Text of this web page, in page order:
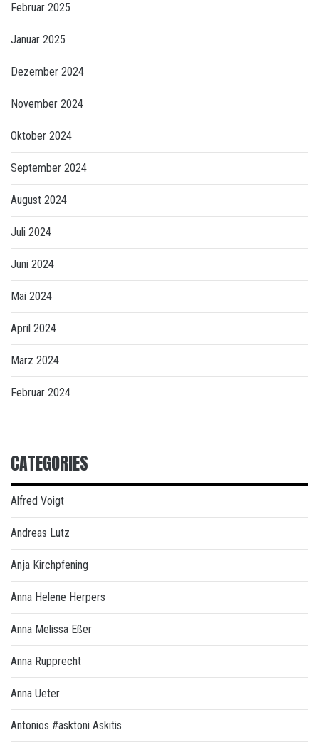
Februar 2025
Januar 2025
Dezember 2024
November 2024
Oktober 2024
September 2024
August 2024
Juli 2024
Juni 2024
Mai 2024
April 2024
März 2024
Februar 2024
CATEGORIES
Alfred Voigt
Andreas Lutz
Anja Kirchpfening
Anna Helene Herpers
Anna Melissa Eßer
Anna Rupprecht
Anna Ueter
Antonios #asktoni Askitis